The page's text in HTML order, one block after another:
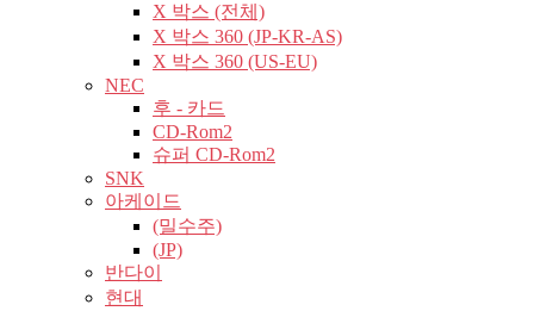
X 박스 (전체)
X 박스 360 (JP-KR-AS)
X 박스 360 (US-EU)
NEC
후 - 카드
CD-Rom2
슈퍼 CD-Rom2
SNK
아케이드
(밀수주)
(JP)
반다이
현대